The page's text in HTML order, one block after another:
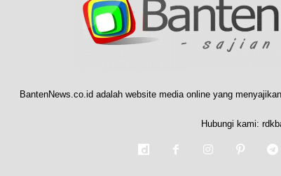
BantenNews.co.id adalah website media online yang
Hubungi kami: